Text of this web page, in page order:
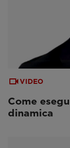
VIDEO
Come
dinamica